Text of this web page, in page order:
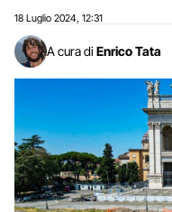
18 Luglio 2024 12:31
A cura di Enrico Tata